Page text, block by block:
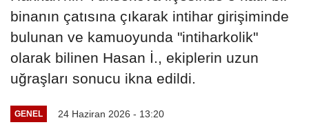
binanın çatısına çıkarak intihar girişiminde
bulunan ve kamuoyunda "intiharkolik"
olarak bilinen Hasan İ., ekiplerin uzun
uğraşları sonucu ikna edildi.
GENEL 24 Haziran 2026 - 13:20